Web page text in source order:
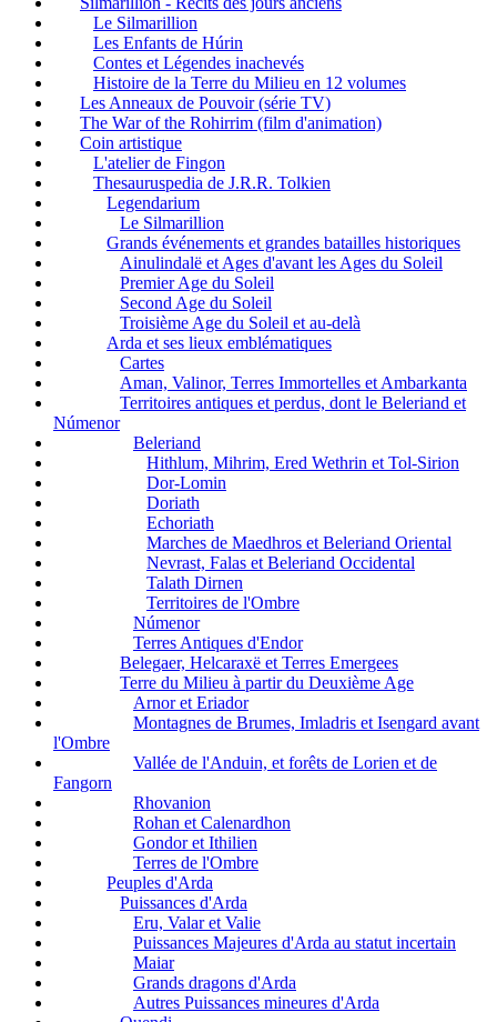
Le Silmarillion
Les Enfants de Húrin
Contes et Légendes inachevés
Histoire de la Terre du Milieu en 12 volumes
Les Anneaux de Pouvoir (série TV)
The War of the Rohirrim (film d'animation)
Coin artistique
L'atelier de Fingon
Thesauruspedia de J.R.R. Tolkien
Legendarium
Le Silmarillion
Grands événements et grandes batailles historiques
Ainulindalë et Ages d'avant les Ages du Soleil
Premier Age du Soleil
Second Age du Soleil
Troisième Age du Soleil et au-delà
Arda et ses lieux emblématiques
Cartes
Aman, Valinor, Terres Immortelles et Ambarkanta
Territoires antiques et perdus, dont le Beleriand et
Númenor
Beleriand
Hithlum, Mihrim, Ered Wethrin et Tol-Sirion
Dor-Lomin
Doriath
Echoriath
Marches de Maedhros et Beleriand Oriental
Nevrast, Falas et Beleriand Occidental
Talath Dirnen
Territoires de l'Ombre
Númenor
Terres Antiques d'Endor
Belegaer, Helcaraxë et Terres Emergees
Terre du Milieu à partir du Deuxième Age
Arnor et Eriador
Montagnes de Brumes, Imladris et Isengard avant
l'Ombre
Vallée de l'Anduin, et forêts de Lorien et de
Fangorn
Rhovanion
Rohan et Calenardhon
Gondor et Ithilien
Terres de l'Ombre
Peuples d'Arda
Puissances d'Arda
Eru, Valar et Valie
Puissances Majeures d'Arda au statut incertain
Maiar
Grands dragons d'Arda
Autres Puissances mineures d'Arda